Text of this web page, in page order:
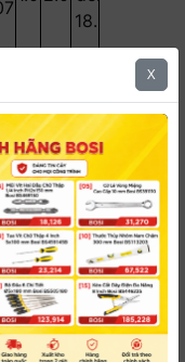
18.5
1,0 2.0
16.5
đến
18.5
2.0
đến
10.0
thép đối
theo tiêu
X